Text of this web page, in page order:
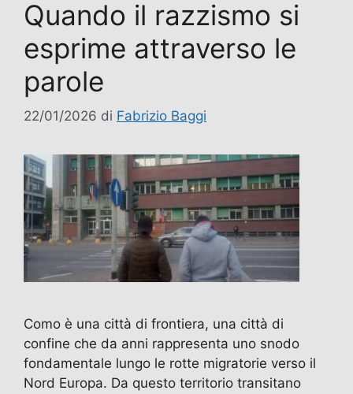
Quando il razzismo si
esprime attraverso le
parole
22/01/2026 di Fabrizio Baggi
Como è una città di frontiera, una città di
confine che da anni rappresenta uno snodo
fondamentale lungo le rotte migratorie verso il
Nord Europa. Da questo territorio transitano